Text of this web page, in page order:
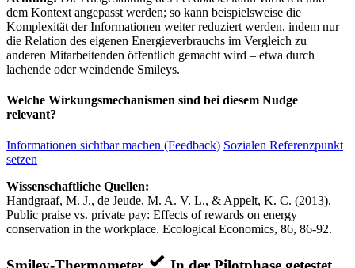
dem Kontext angepasst werden; so kann beispielsweise die
Komplexität der Informationen weiter reduziert werden, indem nur
die Relation des eigenen Energieverbrauchs im Vergleich zu
anderen Mitarbeitenden öffentlich gemacht wird – etwa durch
lachende oder weindende Smileys.
Welche Wirkungsmechanismen sind bei diesem Nudge
relevant?
Informationen sichtbar machen (Feedback) Sozialen Referenzpunkt
setzen
Wissenschaftliche Quellen:
Handgraaf, M. J., de Jeude, M. A. V. L., & Appelt, K. C. (2013).
Public praise vs. private pay: Effects of rewards on energy
conservation in the workplace. Ecological Economics, 86, 86-92.